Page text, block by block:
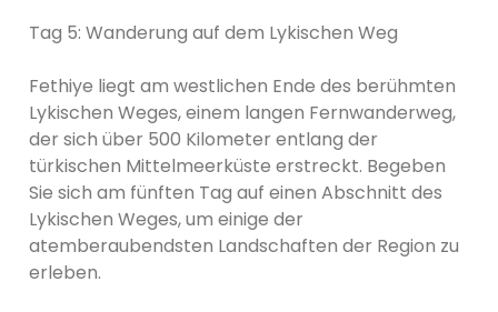
Tag 5: Wanderung auf dem Lykischen Weg
Fethiye liegt am westlichen Ende des berühmten
Lykischen Weges, einem langen Fernwanderweg,
der sich über 500 Kilometer entlang der
türkischen Mittelmeerküste erstreckt. Begeben
Sie sich am fünften Tag auf einen Abschnitt des
Lykischen Weges, um einige der
atemberaubendsten Landschaften der Region zu
erleben.